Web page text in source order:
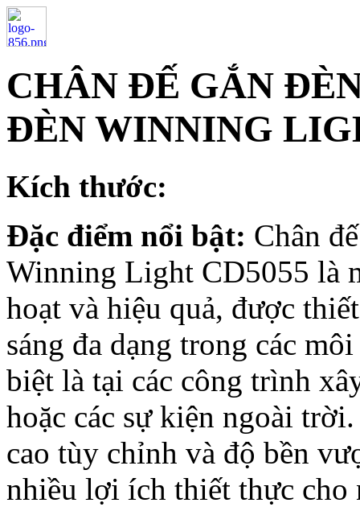
CHÂN ĐẾ GẮN
ĐÈN WINNING
Kích thước:
Đặc điểm nổi bật: Chân
Winning Light CD5055 là
hoạt và hiệu quả, được
sáng đa dạng trong các
biệt là tại các công trình
hoặc các sự kiện ngoài
cao tùy chỉnh và độ bền
nhiều lợi ích thiết thực cho